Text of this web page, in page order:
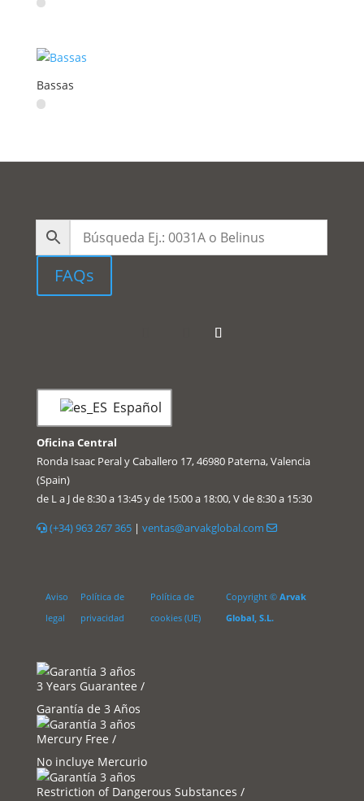
Bassas
FAQs
Español
Oficina Central
Ronda Isaac Peral y Caballero 17, 46980 Paterna, Valencia
(Spain)
de L a J de 8:30 a 13:45 y de 15:00 a 18:00, V de 8:30 a 15:30
(+34) 963 267 365| ventas@arvakglobal.com
Aviso
legal
Política de
privacidad
Política de
cookies (UE)
Copyright © Arvak
Global, S.L.
3 Years Guarantee /
Garantía de 3 Años
Mercury Free /
No incluye Mercurio
Restriction of Dangerous Substances /